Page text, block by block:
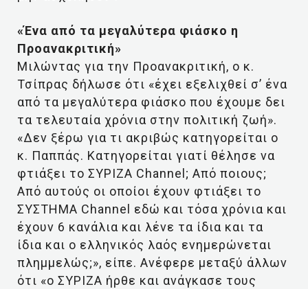
«Ένα από τα μεγαλύτερα φιάσκο η
Προανακριτική»
Μιλώντας για την Προανακριτική, ο κ.
Τσίπρας δήλωσε ότι «έχει εξελιχθεί σ’ ένα
από τα μεγαλύτερα φιάσκο που έχουμε δει
τα τελευταία χρόνια στην πολιτική ζωή».
«Δεν ξέρω για τι ακριβώς κατηγορείται ο
κ. Παππάς. Κατηγορείται γιατί θέλησε να
φτιάξει το ΣΥΡΙΖΑ Channel; Από ποιους;
Από αυτούς οι οποίοι έχουν φτιάξει το
ΣΥΣΤΗΜΑ Channel εδώ και τόσα χρόνια και
έχουν 6 κανάλια και λένε τα ίδια και τα
ίδια και ο ελληνικός λαός ενημερώνεται
πλημμελώς;», είπε. Ανέφερε μεταξύ άλλων
ότι «ο ΣΥΡΙΖΑ ήρθε και ανάγκασε τους